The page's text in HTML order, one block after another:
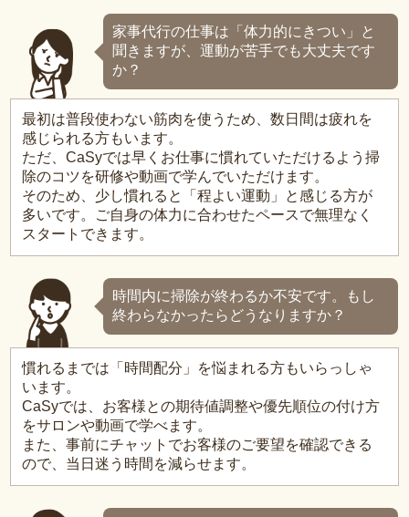
家事代行の仕事は「体力的にきつい」と
聞きますが、運動が苦手でも大丈夫です
か？
最初は普段使わない筋肉を使うため、数日間は疲れを
感じられる方もいます。
ただ、CaSyでは早くお仕事に慣れていただけるよう掃
除のコツを研修や動画で学んでいただけます。
そのため、少し慣れると「程よい運動」と感じる方が
多いです。ご自身の体力に合わせたペースで無理なく
スタートできます。
時間内に掃除が終わるか不安です。もし
終わらなかったらどうなりますか？
慣れるまでは「時間配分」を悩まれる方もいらっしゃ
います。
CaSyでは、お客様との期待値調整や優先順位の付け方
をサロンや動画で学べます。
また、事前にチャットでお客様のご要望を確認できる
ので、当日迷う時間を減らせます。